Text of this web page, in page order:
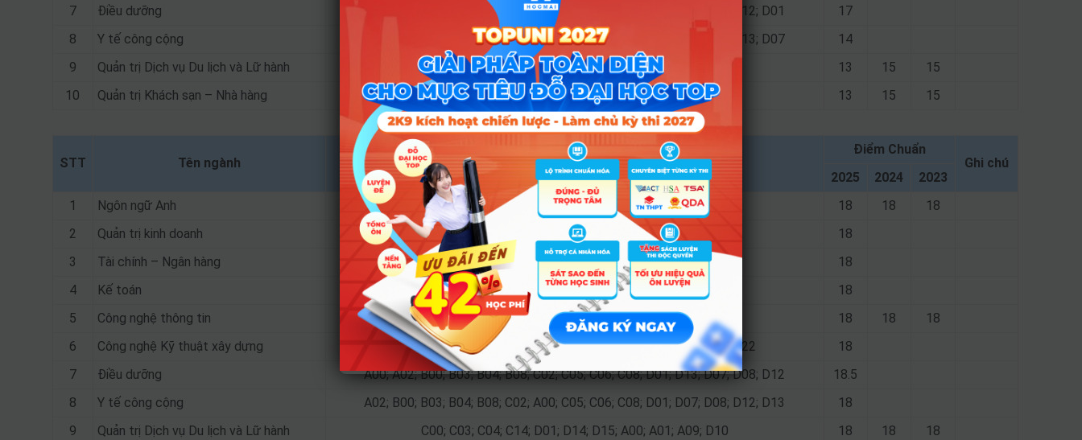
7
Điều dưỡng B00; B03; B08; C02; B04; A00; C08; D07; A02; C06; C05; D08; D13; D12; D01
17
8
Y tế công cộng A00; A02; B00; B03; B04; B08; C02; C05; C06; C08; D01; D08; D12; D13; D07
14
9
Quản trị Dịch vụ Du lịch và Lữ hành C00; C03; C04; C14; D01; D14; D15; A00; A01; A09; D10 13 15
15
10
Quản trị Khách sạn – Nhà hàng C00; C03; C04; C14; D01; D14; D15; A00; A01; A09; D10 13 15 15
STT Tên ngành Tổ hợp
Điểm Chuẩn
Ghi chú
2025
2024
2023
1
Ngôn ngữ Anh D09; D10; D14; D15; D66; D84; D01 18 18
18
2
Quản trị kinh doanh A01; C00; C01; C02; C04; C14; D01; A00; A09; D10; D14; D15
18
3
Tài chính – Ngân hàng C00; C01; C02; C04; C14; D01; A00; A01; A09; D10
18
4
Kế toán C00; C01; C02; C04; C14; D01; A00; A01; A09; D10
18
5
Công nghệ thông tin A00; A01; B03; C02; C03; C04; D01; X02; X03 18 18
18
6
Công nghệ Kỹ thuật xây dựng A00; A01; C01; C02; C04; D01; D10; D14; X02; A04; X06; X07; X22
18
7
Điều dưỡng A00; A02; B00; B03; B04; B08; C02; C05; C06; C08; D01; D13; D07; D08; D12
18.5
8
Y tế công cộng A02; B00; B03; B04; B08; C02; A00; C05; C06; C08; D01; D07; D08; D12; D13
18
9
Quản trị Dịch vụ Du lịch và Lữ hành C00; C03; C04; C14; D01; D14; D15; A00; A01; A09; D10 18 18
18